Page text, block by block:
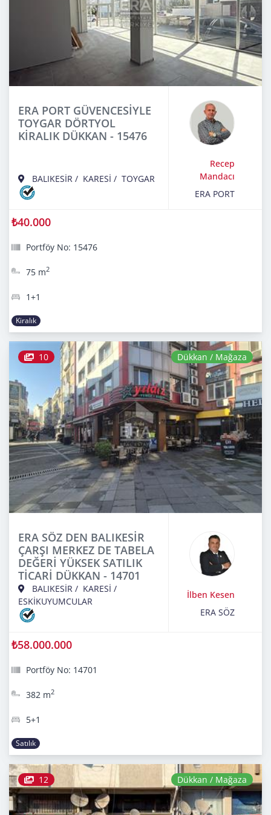
ERA PORT GÜVENCESİYLE
TOYGAR DÖRTYOL
KİRALIK DÜKKAN - 15476
BALIKESİR / KARESİ / TOYGAR
Recep
Mandacı
ERA PORT
₺40.000
Portföy No: 15476
75 m2
1+1
Kiralık
10 Dükkan / Mağaza
ERA SÖZ DEN BALIKESİR
ÇARŞI MERKEZ DE TABELA
DEĞERİ YÜKSEK SATILIK
TİCARİ DÜKKAN - 14701
BALIKESİR / KARESİ /
ESKİKUYUMCULAR
İlben Kesen
ERA SÖZ
₺58.000.000
Portföy No: 14701
382 m2
5+1
Satılık
12 Dükkan / Mağaza